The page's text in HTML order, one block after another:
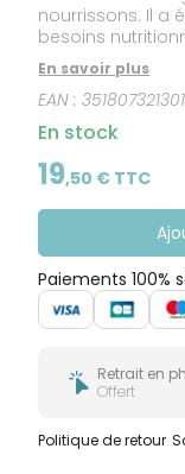
nourrissons. Il a
besoins
notamment
minéraux.
En savoir plus
EAN :
En stock
19,50 € TTC
Paiements 100%
Retrait en
Offert
Politique de retour